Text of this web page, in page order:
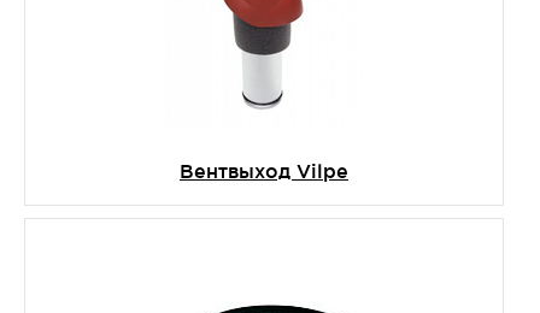
Вентвыход Vilpe